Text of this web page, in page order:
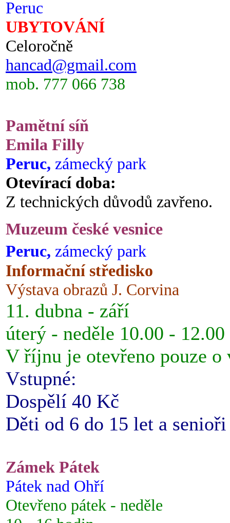
Peruc
UBYTOVÁNÍ
Celoročně
hancad@gmail.com
mob. 777 066 738
Pamětní síň
Emila Filly
Peruc, zámecký park
Otevírací doba:
Z technických důvodů zavřeno.
Muzeum české vesnice
Peruc, zámecký park
Informační středisko
Výstava obrazů J. Corvina
11. dubna - září
úterý - neděle 10.00 -
V říjnu je otevřeno pouze o
Vstupné:
Dospělí 40 Kč
Děti od 6 do 15 let a
Zámek Pátek
Pátek nad Ohří
Otevřeno pátek - neděle